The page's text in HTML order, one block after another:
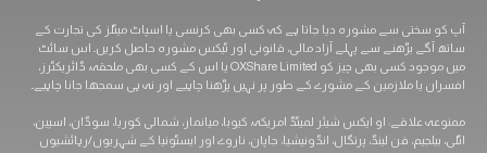
آپ کو سختی سے مشورہ دیا جاتا ہے کہ کسی بھی کرنسی یا اسپاٹ میٹلز کی تجارت کے
ساتھ آگے بڑھنے سے پہلے آزاد مالی، قانونی اور ٹیکس مشورہ حاصل کریں۔ اس سائٹ
میں موجود کسی بھی چیز کو OXShare Limited یا اس کے کسی بھی ملحقہ، ڈائریکٹرز،
افسران یا ملازمین کے مشورے کے طور پر نہیں پڑھنا چاہیے اور نہ ہی سمجھا جانا چاہیے۔
ممنوعہ علاقے: او ایکس شیئر لمیٹڈ امریکہ، کیوبا، ​​میانمار، شمالی کوریا، سوڈان، اسپین،
اٹلی، بیلجیم، فن لینڈ، پرتگال، انڈونیشیا، جاپان، ناروے اور ایسٹونیا کے شہریوں/رہائشیوں